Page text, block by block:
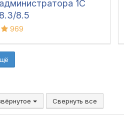
администратора 1С
8.3/8.5
969
Свернуть все